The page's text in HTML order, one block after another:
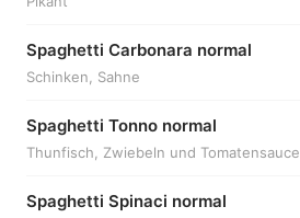
Spaghetti Carbonara normal
Schinken, Sahne
Spaghetti Tonno normal
Thunfisch, Zwiebeln und Tomatensauce
Spaghetti Spinaci normal